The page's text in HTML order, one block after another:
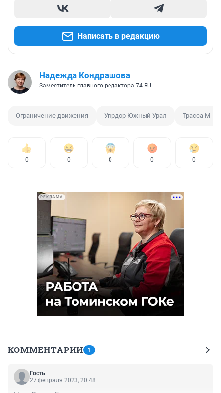
Написать в редакцию
Надежда Кондрашова
Заместитель главного редактора 74.RU
Ограничение движения Упрдор Южный Урал Трасса М-5
0 0 0 0 0
РЕКЛАМА
КОММЕНТАРИИ 1
Гость
27 февраля 2023, 20:48